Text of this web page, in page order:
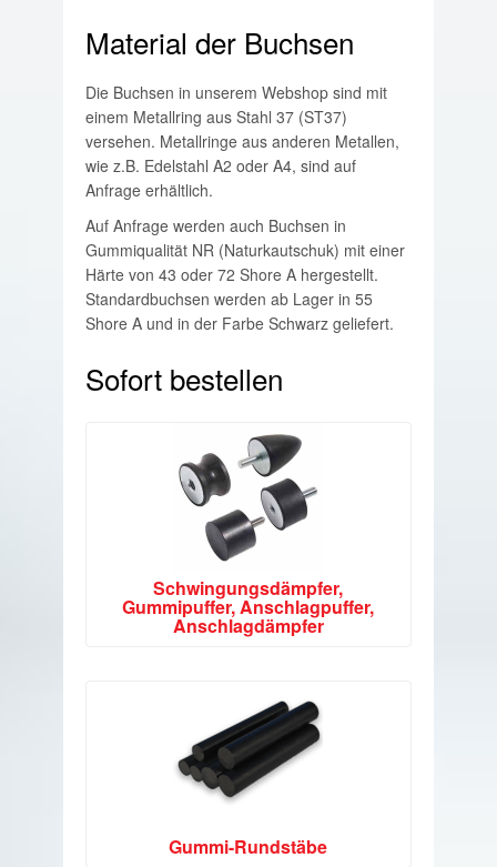
Material der Buchsen
Die Buchsen in unserem Webshop sind mit
einem Metallring aus Stahl 37 (ST37)
versehen. Metallringe aus anderen Metallen,
wie z.B. Edelstahl A2 oder A4, sind auf
Anfrage erhältlich.
Auf Anfrage werden auch Buchsen in
Gummiqualität NR (Naturkautschuk) mit einer
Härte von 43 oder 72 Shore A hergestellt.
Standardbuchsen werden ab Lager in 55
Shore A und in der Farbe Schwarz geliefert.
Sofort bestellen
Schwingungsdämpfer,
Gummipuffer, Anschlagpuffer,
Anschlagdämpfer
Gummi-Rundstäbe